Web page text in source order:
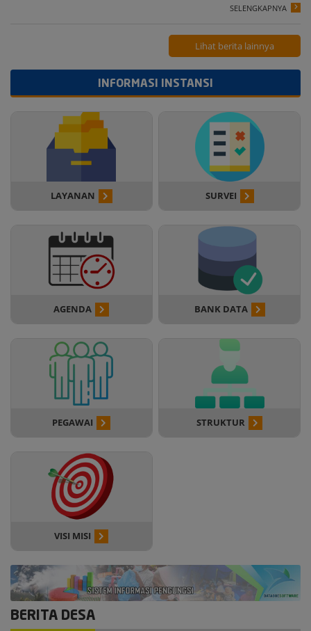
SELENGKAPNYA
Lihat berita lainnya
INFORMASI INSTANSI
LAYANAN SURVEI
AGENDA BANK DATA
PEGAWAI STRUKTUR
VISI MISI
BERITA DESA